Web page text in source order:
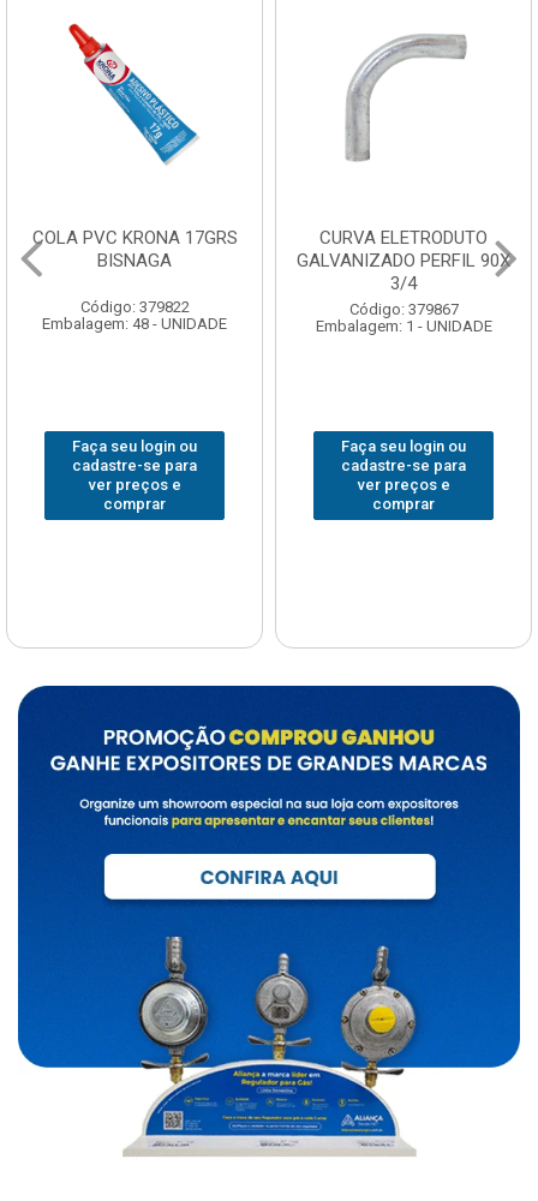
COLA PVC KRONA 17GRS
BISNAGA
Código: 379822
Embalagem: 48 - UNIDADE
Faça seu login ou
cadastre-se para
ver preços e
comprar
CURVA ELETRODUTO
GALVANIZADO PERFIL 90X
3/4
Código: 379867
Embalagem: 1 - UNIDADE
Faça seu login ou
cadastre-se para
ver preços e
comprar